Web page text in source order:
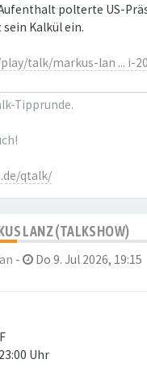
polterte US-
Kalkül ein.
talk/markus-lan ... i-
Tipprunde.
qtalk/
LANZ (TALKSHOW)
- Do 9. Jul 2026, 19:15
Uhr